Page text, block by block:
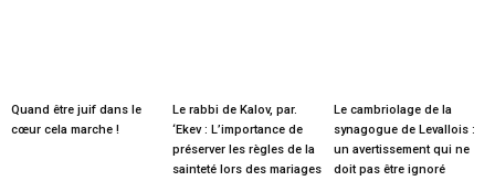
Quand être juif dans le
cœur cela marche !
Le rabbi de Kalov, par.
‘Ekev : L’importance de
préserver les règles de la
sainteté lors des mariages
Le cambriolage de la
synagogue de Levallois :
un avertissement qui ne
doit pas être ignoré